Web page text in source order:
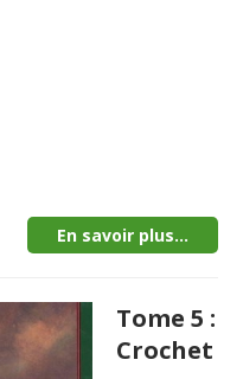
En savoir plus...
Tome 5 :
Crochet